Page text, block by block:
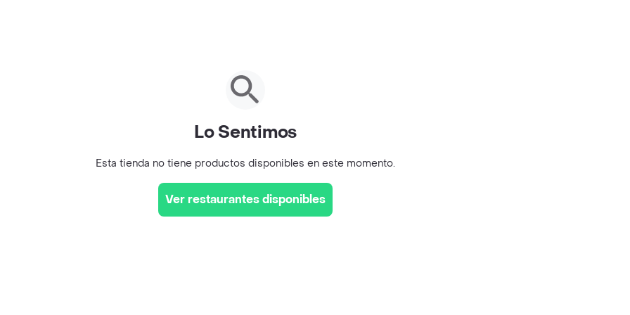
Lo Sentimos
Esta tienda no tiene productos disponibles en este momento.
Ver restaurantes disponibles